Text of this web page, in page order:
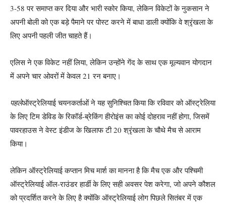
3-58 पर समाप्त कर दिया और भारी स्कोर किया, लेकिन विकेटों के नुकसान ने
अपनी बोली को एक बड़े पैमाने पर पोस्ट करने में बाधा डाली क्योंकि वे श्रृंखला के
लिए अपनी पहली जीत चाहते हैं।
एलिस ने एक विकेट नहीं लिया, लेकिन उन्होंने गेंद के साथ एक मूल्यवान योगदान
में अपने चार ओवरों में केवल 21 रन बनाए।
पहलेऑस्ट्रेलियाई चयनकर्ताओं ने यह सुनिश्चित किया कि रविवार को ऑस्ट्रेलिया
के लिए टिम डेविड के रिकॉर्ड-ब्रेकिंग हीरोइंस का कोई दोहराव नहीं होगा, जिसमें
पावरहाउस ने वेस्ट इंडीज के खिलाफ टी 20 श्रृंखला के चौथे मैच से आराम
किया।
लेकिन ऑस्ट्रेलियाई कप्तान मिच मार्श का मानना है कि मैच एक और पश्चिमी
ऑस्ट्रेलियाई ऑल-राउंडर हार्डी के लिए सही अवसर पेश करेगा, जो अपने कौशल
को प्रदर्शित करने के लिए है क्योंकि ऑस्ट्रेलियाई लोग पिछले सितंबर में एक